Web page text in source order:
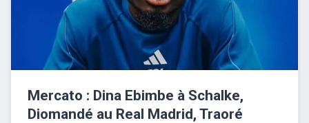
Mercato : Dina Ebimbe à Schalke,
Diomandé au Real Madrid, Traoré